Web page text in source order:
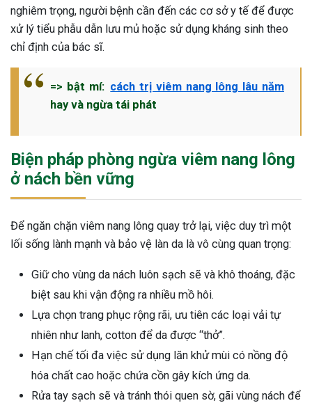
nghiêm trọng, người bệnh cần đến các cơ sở y tế để được
xử lý tiểu phẫu dẫn lưu mủ hoặc sử dụng kháng sinh theo
chỉ định của bác sĩ.
=> bật mí: cách trị viêm nang lông lâu năm
hay và ngừa tái phát
Biện pháp phòng ngừa viêm nang lông
ở nách bền vững
Để ngăn chặn viêm nang lông quay trở lại, việc duy trì một
lối sống lành mạnh và bảo vệ làn da là vô cùng quan trọng:
Giữ cho vùng da nách luôn sạch sẽ và khô thoáng, đặc
biệt sau khi vận động ra nhiều mồ hôi.
Lựa chọn trang phục rộng rãi, ưu tiên các loại vải tự
nhiên như lanh, cotton để da được “thở”.
Hạn chế tối đa việc sử dụng lăn khử mùi có nồng độ
hóa chất cao hoặc chứa cồn gây kích ứng da.
Rửa tay sạch sẽ và tránh thói quen sờ, gãi vùng nách để